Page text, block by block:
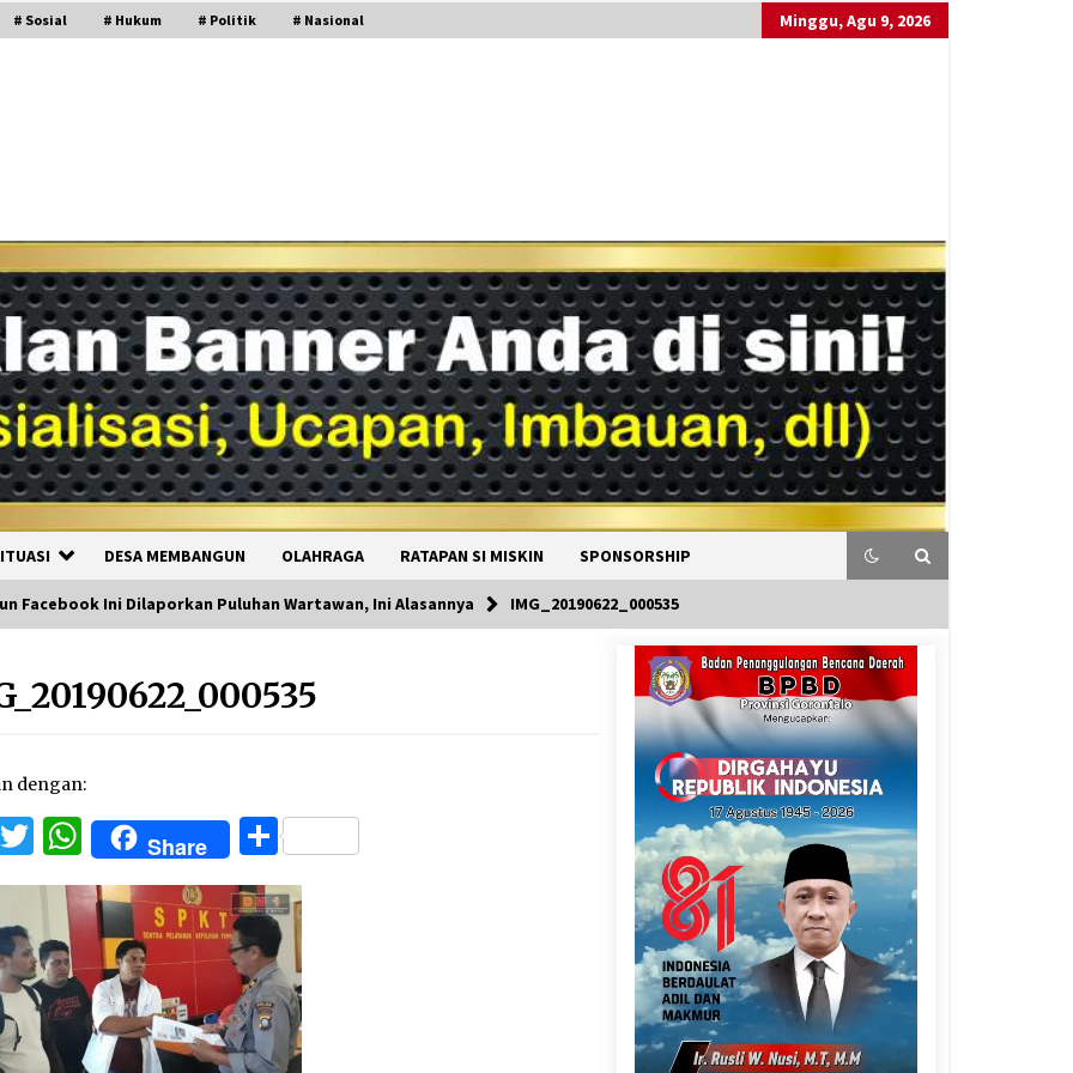
# Sosial # Hukum # Politik # Nasional Minggu, Agu 9, 2026
DESA MEMBANGUN OLAHRAGA RATAPAN SI MISKIN SPONSORSHIP
Facebook Ini Dilaporkan Puluhan Wartawan, Ini Alasannya IMG_20190622_000535
dengan:
Twitter
WhatsApp
Share Share